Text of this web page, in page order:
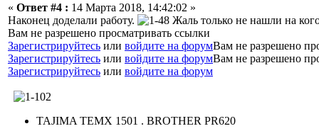
« Ответ #4 : 14 Марта 2018, 14:42:02 »
Наконец доделали работу.
Жаль только не нашли на
Вам не разрешено просматривать ссылки
Зарегистрируйтесь или войдите на форумВам не разрешено
Зарегистрируйтесь или войдите на форумВам не разрешено
Зарегистрируйтесь или войдите на форум
TAJIMA TEMX 1501 . BROTHER PR620